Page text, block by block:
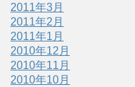
2011年3月
2011年2月
2011年1月
2010年12月
2010年11月
2010年10月